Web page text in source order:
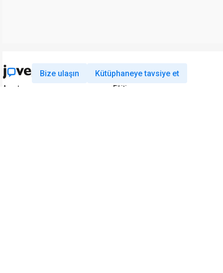
Bize ulaşın Kütüphaneye tavsiye et
Araştırma
Eğitim